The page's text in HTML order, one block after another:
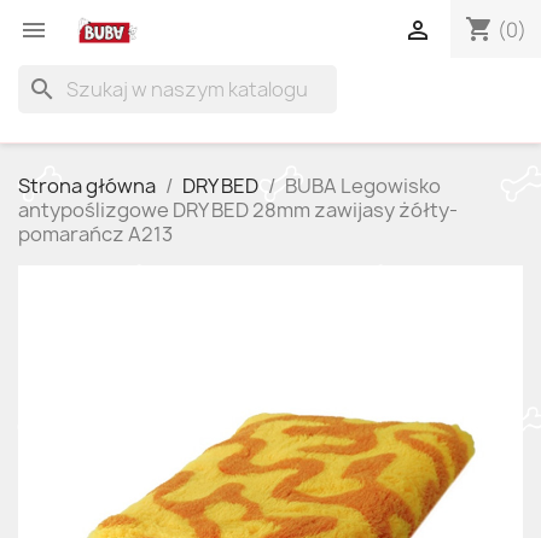
 shopping_cart (0)

search
Strona główna DRY BED
BUBA Legowisko
antypoślizgowe DRY BED 28mm zawijasy żółty-
pomarańcz A213